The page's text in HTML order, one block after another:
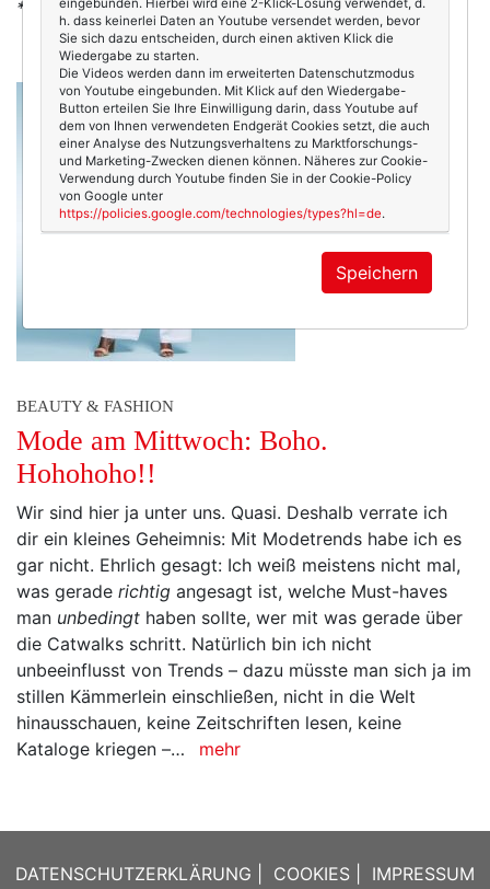
*Affiliate-Link
BEAUTY & FASHION
Mode am Mittwoch: Boho.
Hohohoho!!
Wir sind hier ja unter uns. Quasi. Deshalb verrate ich
dir ein kleines Geheimnis: Mit Modetrends habe ich es
gar nicht. Ehrlich gesagt: Ich weiß meistens nicht mal,
was gerade richtig angesagt ist, welche Must-haves
man unbedingt haben sollte, wer mit was gerade über
die Catwalks schritt. Natürlich bin ich nicht
unbeeinflusst von Trends – dazu müsste man sich ja im
stillen Kämmerlein einschließen, nicht in die Welt
hinausschauen, keine Zeitschriften lesen, keine
Kataloge kriegen –…
mehr
DATENSCHUTZERKLÄRUNG COOKIES IMPRESSUM
eingebunden. Hierbei wird eine 2-Klick-Lösung verwendet, d.
h. dass keinerlei Daten an Youtube versendet werden, bevor
Sie sich dazu entscheiden, durch einen aktiven Klick die
Wiedergabe zu starten.
Die Videos werden dann im erweiterten Datenschutzmodus
von Youtube eingebunden. Mit Klick auf den Wiedergabe-
Button erteilen Sie Ihre Einwilligung darin, dass Youtube auf
dem von Ihnen verwendeten Endgerät Cookies setzt, die auch
einer Analyse des Nutzungsverhaltens zu Marktforschungs-
und Marketing-Zwecken dienen können. Näheres zur Cookie-
Verwendung durch Youtube finden Sie in der Cookie-Policy
von Google unter
https://policies.google.com/technologies/types?hl=de.
Speichern